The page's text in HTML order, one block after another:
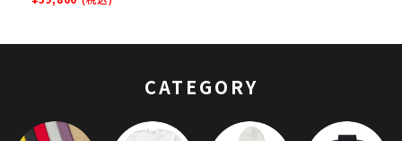
CATEGORY